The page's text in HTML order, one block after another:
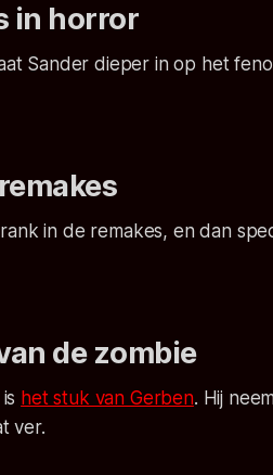
in horror
Sander dieper in op het
in de remakes, en dan
de zombie
het stuk van Gerben. Hij
ver.